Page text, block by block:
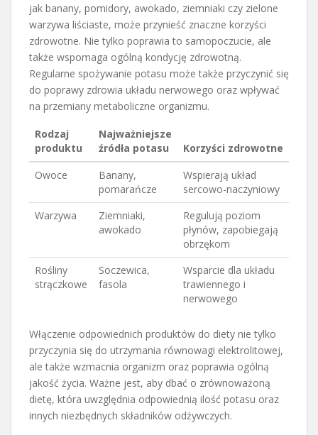
jak banany, pomidory, awokado, ziemniaki czy zielone
warzywa liściaste, może przynieść znaczne korzyści
zdrowotne. Nie tylko poprawia to samopoczucie, ale
także wspomaga ogólną kondycję zdrowotną.
Regularne spożywanie potasu może także przyczynić się
do poprawy zdrowia układu nerwowego oraz wpływać
na przemiany metaboliczne organizmu.
Rodzaj
produktu
Najważniejsze
źródła potasu
Korzyści zdrowotne
Owoce
Banany,
pomarańcze
Wspierają układ
sercowo-naczyniowy
Warzywa
Ziemniaki,
awokado
Regulują poziom
płynów, zapobiegają
obrzękom
Rośliny
strączkowe
Soczewica,
fasola
Wsparcie dla układu
trawiennego i
nerwowego
Włączenie odpowiednich produktów do diety nie tylko
przyczynia się do utrzymania równowagi elektrolitowej,
ale także wzmacnia organizm oraz poprawia ogólną
jakość życia. Ważne jest, aby dbać o zrównoważoną
dietę, która uwzględnia odpowiednią ilość potasu oraz
innych niezbędnych składników odżywczych.